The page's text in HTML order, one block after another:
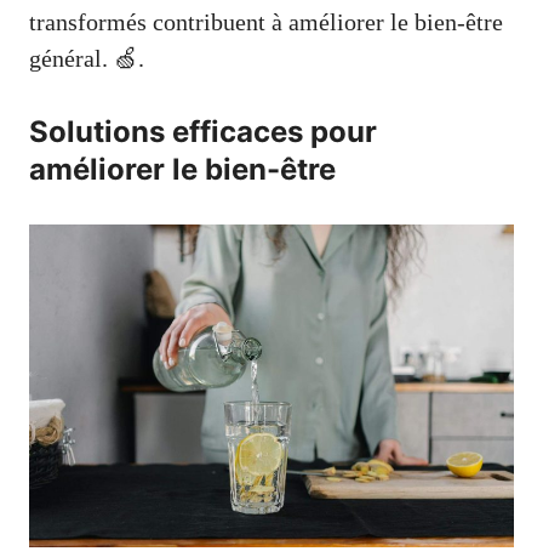
transformés contribuent à améliorer le bien-être
général. 🍏.
Solutions efficaces pour
améliorer le bien-être